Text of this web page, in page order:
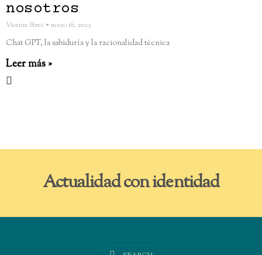
nosotros
Vicente Pérez mayo 16, 2023
Chat GPT, la sabiduría y la racionalidad técnica
Leer más »
Actualidad con identidad